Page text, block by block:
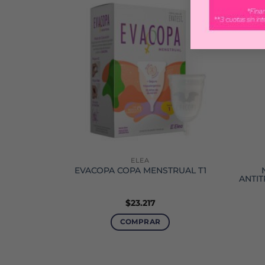
ELEA
EVACOPA COPA MENSTRUAL T1
$23.217
COMPRAR
-30%